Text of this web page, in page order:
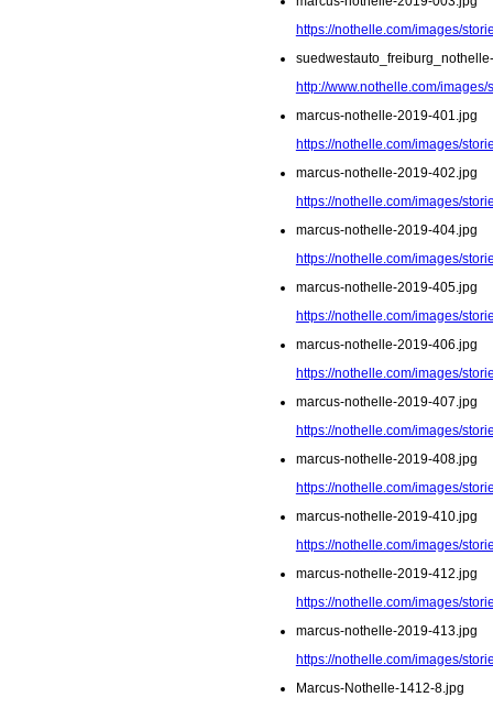
https://nothelle.com/images/
http://www.nothelle.com/
marcus-nothelle-2019-401.jpg
https://nothelle.com/images/
marcus-nothelle-2019-402.jpg
https://nothelle.com/images/
marcus-nothelle-2019-404.jpg
https://nothelle.com/images/
marcus-nothelle-2019-405.jpg
https://nothelle.com/images/
marcus-nothelle-2019-406.jpg
https://nothelle.com/images/
marcus-nothelle-2019-407.jpg
https://nothelle.com/images/
marcus-nothelle-2019-408.jpg
https://nothelle.com/images/
marcus-nothelle-2019-410.jpg
https://nothelle.com/images/
marcus-nothelle-2019-412.jpg
https://nothelle.com/images/
marcus-nothelle-2019-413.jpg
https://nothelle.com/images/
Marcus-Nothelle-1412-8.jpg